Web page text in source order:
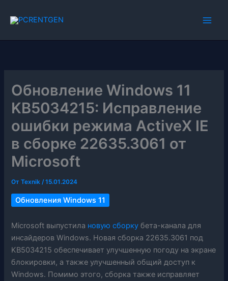
Обновление Windows 11
KB5034215: Исправление
ошибки режима ActiveX IE
в сборке 22635.3061 от
Microsoft
ОтTexnik/15.01.2024
Обновления Windows 11
Microsoft выпустила новую сборку бета-канала для
инсайдеров Windows. Новая сборка 22635.3061 под
KB5034215 обеспечивает улучшенную погоду на экране
блокировки, а также улучшенный общий доступ к
Windows. Помимо этого, сборка также исправляет